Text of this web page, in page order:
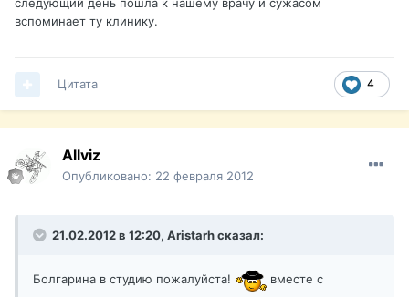
следующий день пошла к нашему врачу и сужасом
вспоминает ту клинику.
4
Цитата
Allviz
Опубликовано: 22 февраля 2012
21.02.2012 в 12:20, Aristarh сказал:
Болгарина в студию пожалуйста!
вместе с